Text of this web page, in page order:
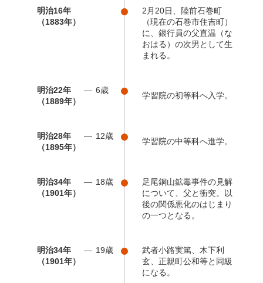
明治16年
（1883年）
2月20日、陸前石巻町
（現在の石巻市住吉町）
に、銀行員の父直温（な
おはる）の次男として生
まれる。
明治22年
（1889年）
6歳
学習院の初等科へ入学。
明治28年
（1895年）
12歳
学習院の中等科へ進学。
明治34年
（1901年）
18歳
足尾銅山鉱毒事件の見解
について、父と衝突。以
後の関係悪化のはじまり
の一つとなる。
明治34年
（1901年）
19歳
武者小路実篤、木下利
玄、正親町公和等と同級
になる。